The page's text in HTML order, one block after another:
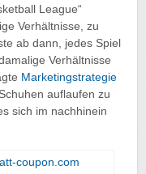
League“
Verhältnisse, zu
ab dann, jedes Spiel
Verhältnisse
Marketingstrategie
auflaufen zu
sich im nachhinein